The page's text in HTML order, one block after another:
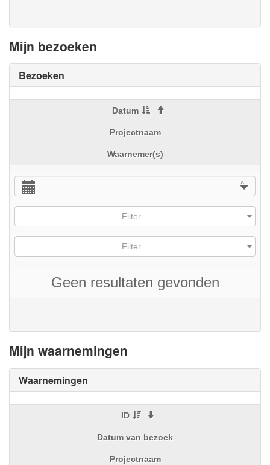
Mijn bezoeken
Bezoeken
Datum
Projectnaam
Waarnemer(s)
×
Filter
Filter
Geen resultaten gevonden
Mijn waarnemingen
Waarnemingen
ID
Datum van bezoek
Projectnaam